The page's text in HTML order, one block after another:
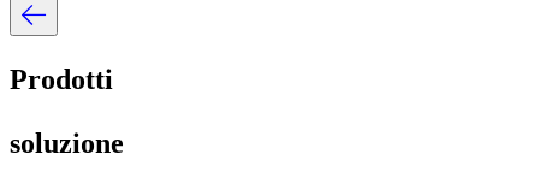
Prodotti​​
soluzione​​